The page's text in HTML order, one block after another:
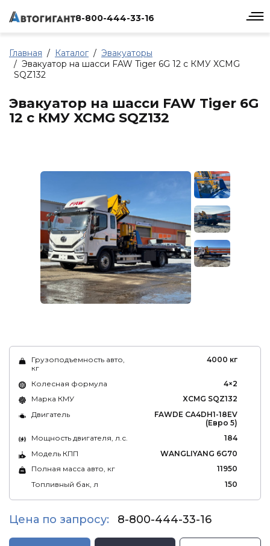
8-800-444-33-16
Главная Каталог
Эвакуаторы
Эвакуатор на шасси FAW Tiger 6G 12 с КМУ XCMG
SQZ132
Эвакуатор на шасси FAW Tiger 6G
12 с КМУ XCMG SQZ132
Грузоподъемность авто,
кг
4000 кг
Колесная формула
4×2
Марка КМУ
XCMG SQZ132
Двигатель
FAWDE CA4DH1-18EV
(Евро 5)
Мощность двигателя, л.с.
184
Модель КПП
WANGLIYANG 6G70
Полная масса авто, кг
11950
Топливный бак, л
150
Цена по запросу: 8-800-444-33-16